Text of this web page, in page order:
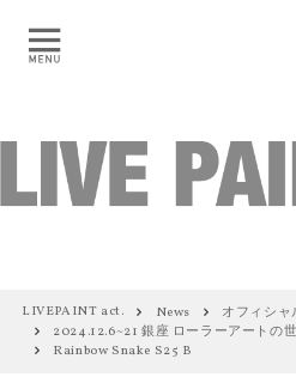
LIVEPAINT act. News
オフィシャ
2024.12.6~21 銀座 ローラーアートの
Rainbow Snake S25 B